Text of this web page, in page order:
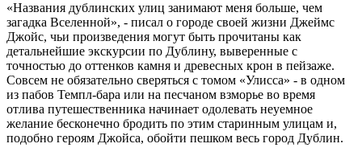
«Названия дублинских улиц занимают меня больше, чем
загадка Вселенной», - писал о городе своей жизни Джеймс
Джойс, чьи произведения могут быть прочитаны как
детальнейшие экскурсии по Дублину, выверенные с
точностью до оттенков камня и древесных крон в пейзаже.
Совсем не обязательно сверяться с томом «Улисса» - в одном
из пабов Темпл-бара или на песчаном взморье во время
отлива путешественника начинает одолевать неуемное
желание бесконечно бродить по этим старинным улицам и,
подобно героям Джойса, обойти пешком весь город Дублин.